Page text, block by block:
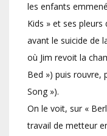
les enfants
Kids » et ses pleurs
avant le suicide de
où Jim revoit la
Bed ») puis rouvre,
Song »).
On le voit, sur «
travail de metteur